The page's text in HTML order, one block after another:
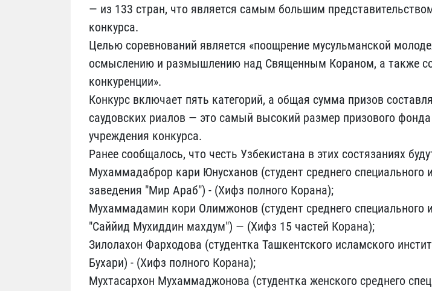
— из 133 стран, что является самым большим
конкурса.
Целью соревнований является «поощрение мусульманской
осмыслению и размышлению над Священным Кораном, а также
конкуренции».
Конкурс включает пять категорий, а общая сумма призов
саудовских риалов — это самый высокий размер призового
учреждения конкурса.
Ранее сообщалось, что честь Узбекистана в этих состязаниях
Мухаммадаброр кари Юнусханов (студент среднего специального
заведения "Мир Араб") - (Хифз полного Корана);
Мухаммадамин кори Олимжонов (студент среднего специального
"Саййид Мухиддин махдум") — (Хифз 15 частей Корана);
Зилолахон Фарходова (студентка Ташкентского исламского
Бухари) - (Хифз полного Корана);
Мухтасархон Мухаммаджонова (студентка женского среднего